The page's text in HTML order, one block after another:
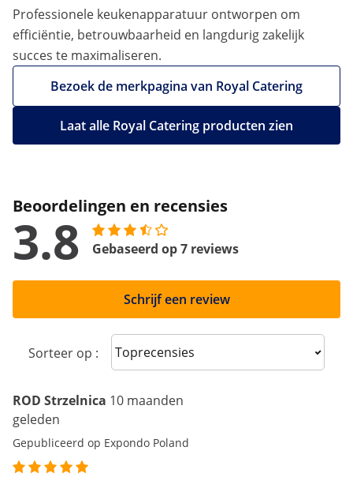
Professionele keukenapparatuur ontworpen om
efficiëntie, betrouwbaarheid en langdurig zakelijk
succes te maximaliseren.
Bezoek de merkpagina van Royal Catering
Laat alle Royal Catering producten zien
Beoordelingen en recensies
3.8 Gebaseerd op 7 reviews
Schrijf een review
Sorteer op : Sort reviews
ROD Strzelnica 10 maanden
geleden
Gepubliceerd op Expondo Poland